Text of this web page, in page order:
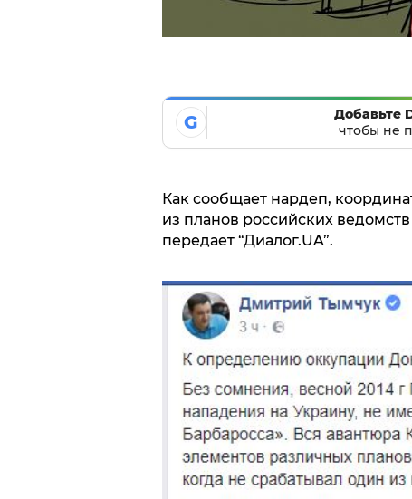
G
Добавьте
чтобы не
Как сообщает нардеп,
из планов российских
передает “Диалог.UA”.